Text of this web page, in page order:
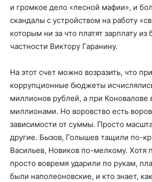
и громкое дело «лесной мафии», и
скандалы с устройством на работу
которым ни за что платят зарплату
частности Виктору Гаранину.
На этот счет можно возразить, что
коррупционные бюджеты
миллионов рублей, а при Коновалове
миллионами. Но воровство есть
зависимости от суммы. Просто
другие. Бызов, Голышев тащили по-
Васильев, Новиков по-мелкому. Хотя
просто вовремя ударили по рукам,
были наполеоновские, и кто знает,